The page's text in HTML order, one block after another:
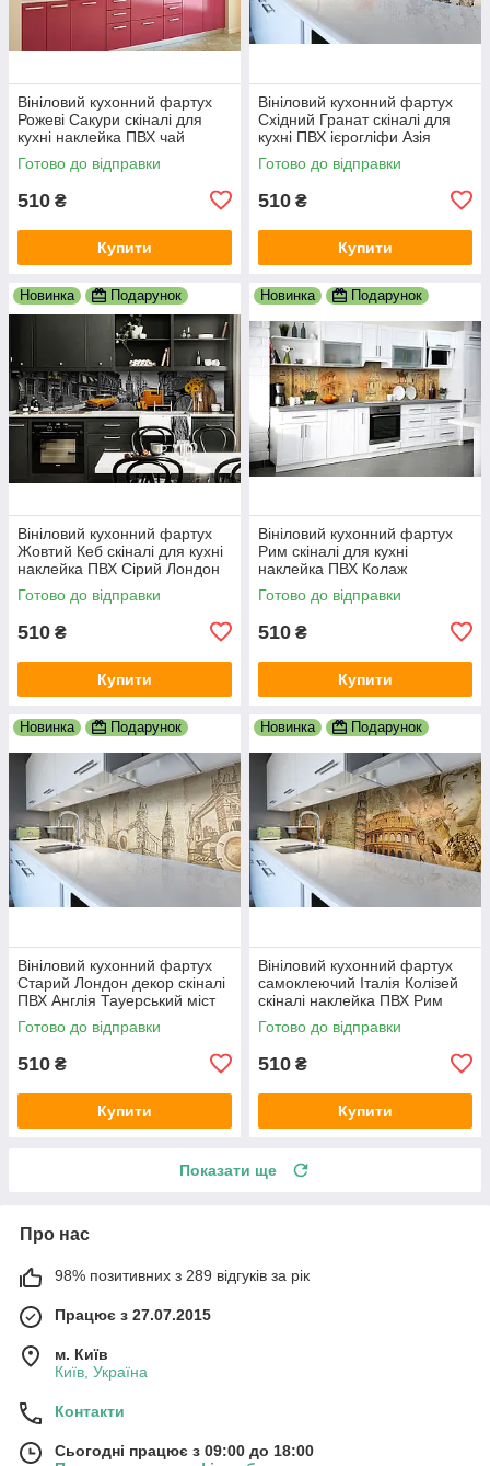
Вініловий кухонний фартух
Рожеві Сакури скіналі для
кухні наклейка ПВХ чай
Японія Схід Рожевий
600х2000 мм
Готово до відправки
510 ₴
Купити
Вініловий кухонний фартух
Східний Гранат скіналі для
кухні ПВХ ієрогліфи Азія
Журавель Сірий 600х2000
мм
Готово до відправки
510 ₴
Купити
Новинка Подарунок
Вініловий кухонний фартух
Жовтий Кеб скіналі для кухні
наклейка ПВХ Сірий Лондон
600х2000 мм
Готово до відправки
510 ₴
Купити
Новинка Подарунок
Вініловий кухонний фартух
Рим скіналі для кухні
наклейка ПВХ Колаж
Античність Бежевий
600х2000 мм
Готово до відправки
510 ₴
Купити
Новинка Подарунок
Вініловий кухонний фартух
Старий Лондон декор скіналі
ПВХ Англія Тауерський міст
ретро Бежевий 600х2000 мм
Готово до відправки
510 ₴
Купити
Новинка Подарунок
Вініловий кухонний фартух
самоклеючий Італія Колізей
скіналі наклейка ПВХ Рим
Античність бежевий 600х2000
мм
Готово до відправки
510 ₴
Купити
Показати ще
Про нас
98% позитивних з 289 відгуків за рік
Працює з 27.07.2015
м. Київ
Київ, Україна
Контакти
Сьогодні працює з 09:00 до 18:00